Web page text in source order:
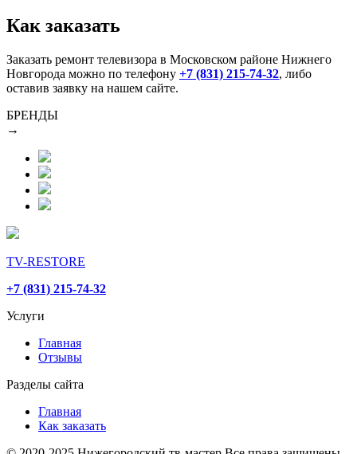
Как заказать
Заказать ремонт телевизора в Московском районе Нижнего
Новгорода можно по телефону +7 (831) 215-74-32, либо
оставив заявку на нашем сайте.
БРЕНДЫ
→
TV-RESTORE
+7 (831) 215-74-32
Услуги
Главная
Отзывы
Разделы сайта
Главная
Как заказать